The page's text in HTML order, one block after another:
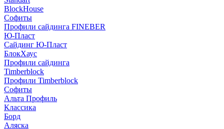
BlockHouse
Софиты
Профили сайдинга FINEBER
Ю-Пласт
Сайдинг Ю-Пласт
БлокХаус
Профили сайдинга
Timberblock
Профили Timberblock
Софиты
Альта Профиль
Классика
Борд
Аляска